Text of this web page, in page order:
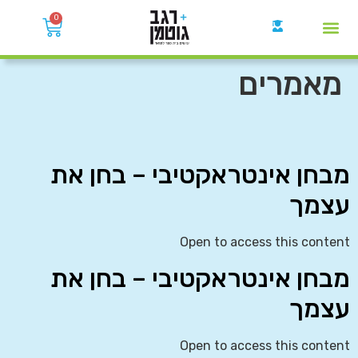
0
מאמרים
מבחן אינטראקטיבי – בחן את
עצמך
Open to access this content
מבחן אינטראקטיבי – בחן את
עצמך
Open to access this content